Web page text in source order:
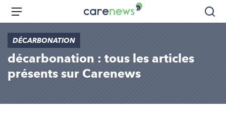
Aller
principal
Carenews,
Le
acteurs
de
l'engagement
Menu
DÉCARBONATION
décarbonation : tous les articles
présents sur Carenews